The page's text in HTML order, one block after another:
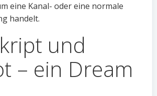
eine Kanal- oder eine normale
handelt.
und
– ein Dream